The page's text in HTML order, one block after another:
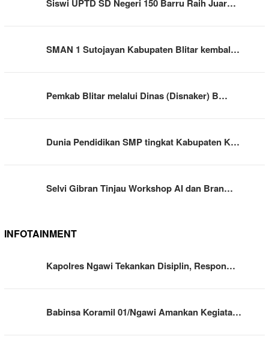
Siswi UPTD SD Negeri 150 Barru Raih Juar…
SMAN 1 Sutojayan Kabupaten Blitar kembal…
Pemkab Blitar melalui Dinas (Disnaker) B…
Dunia Pendidikan SMP tingkat Kabupaten K…
Selvi Gibran Tinjau Workshop AI dan Bran…
INFOTAINMENT
Kapolres Ngawi Tekankan Disiplin, Respon…
Babinsa Koramil 01/Ngawi Amankan Kegiata…